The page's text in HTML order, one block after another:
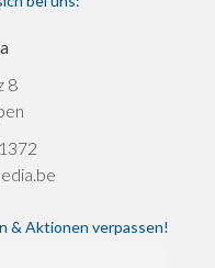
8
& Aktionen verpassen!